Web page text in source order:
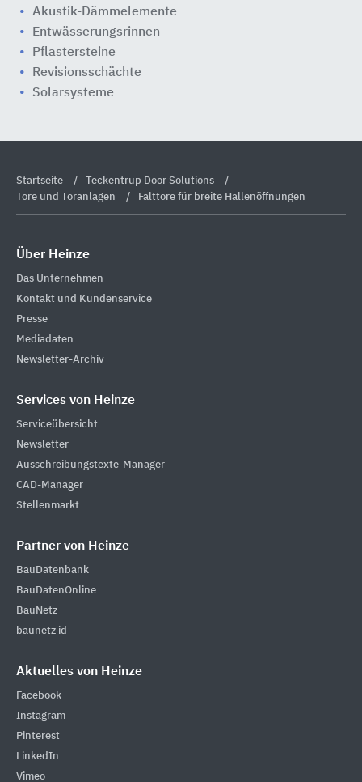
Akustik-Dämmelemente
Entwässerungsrinnen
Pflastersteine
Revisionsschächte
Solarsysteme
Startseite
Teckentrup Door Solutions
Tore und Toranlagen
Falttore für breite Hallenöffnungen
Über Heinze
Das Unternehmen
Kontakt und Kundenservice
Presse
Mediadaten
Newsletter-Archiv
Services von Heinze
Serviceübersicht
Newsletter
Ausschreibungstexte-Manager
CAD-Manager
Stellenmarkt
Partner von Heinze
BauDatenbank
BauDatenOnline
BauNetz
baunetz id
Aktuelles von Heinze
Facebook
Instagram
Pinterest
LinkedIn
Vimeo